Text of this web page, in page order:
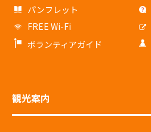
パンフレット
FREE Wi-Fi
ボランティアガイド
観光案内